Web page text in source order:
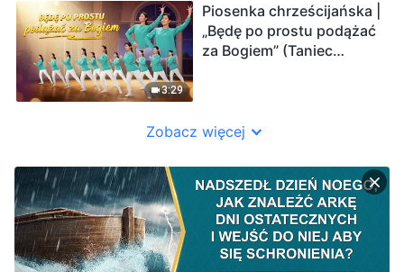
3:29
Piosenka chrześcijańska |
„Będę po prostu podążać
za Bogiem” (Taniec
Zobacz więcej